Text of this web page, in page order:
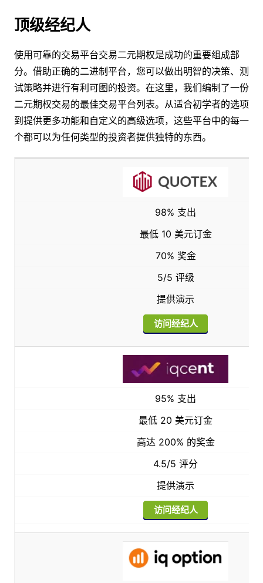
顶级经纪人
使用可靠的交易平台交易二元期权是成功的重要组成部
分。借助正确的二进制平台，您可以做出明智的决策、测
试策略并进行有利可图的投资。在这里，我们编制了一份
二元期权交易的最佳交易平台列表。从适合初学者的选项
到提供更多功能和自定义的高级选项，这些平台中的每一
个都可以为任何类型的投资者提供独特的东西。
98% 支出
最低 10 美元订金
70% 奖金
5/5 评级
提供演示
访问经纪人
95% 支出
最低 20 美元订金
高达 200% 的奖金
4.5/5 评分
提供演示
访问经纪人